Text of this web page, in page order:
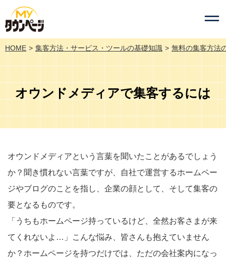
HOME 集客方法・サービス・ツールの基礎知識 無料の集客方法
オウンドメディアで集客するには
オウンドメディアという言葉を聞いたことがあるでしょう
か？聞き慣れない言葉ですが、自社で運営するホームペー
ジやブログのことを指し、企業の顔として、そして集客の
要となるものです。
「うちもホームページ持っているけど、全然お客さまが来
てくれないよ…」こんな悩み、皆さんも抱えていません
か？ホームページを持つだけでは、ただの会社案内になっ